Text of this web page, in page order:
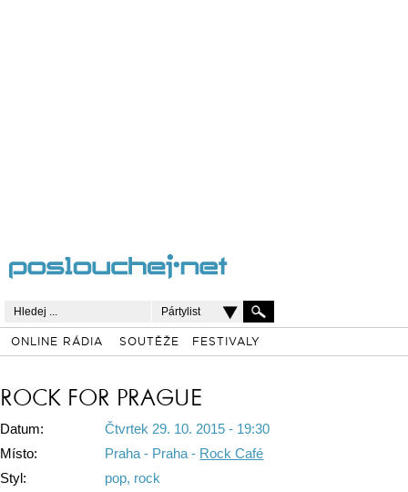
Pártylist
ONLINE RÁDIA SOUTĚŽE FESTIVALY
ROCK FOR PRAGUE
Datum:
Čtvrtek 29. 10. 2015 - 19:30
Místo:
Praha - Praha - Rock Café
Styl:
pop, rock